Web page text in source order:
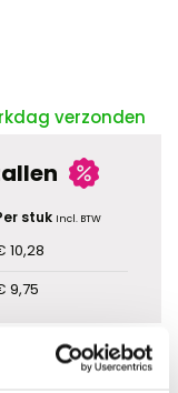
verzonden
stuk Incl. BTW
10,28
9,75